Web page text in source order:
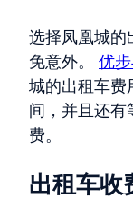
选择凤凰城的
免意外。 优
城的出租车
间，并且还有
费。
出租车收